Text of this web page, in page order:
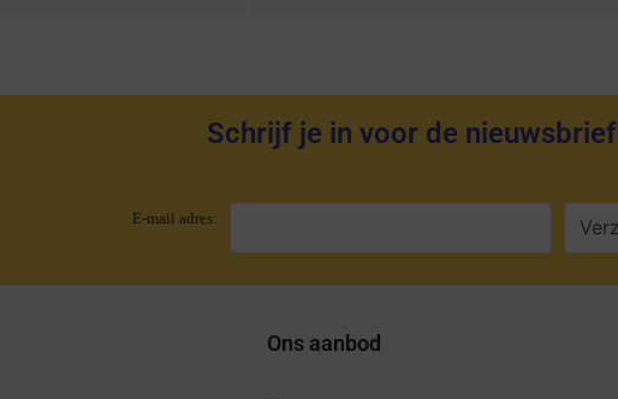
Schrijf je in voor de nieuwsbrief
E-mail adres:
Ons aanbod